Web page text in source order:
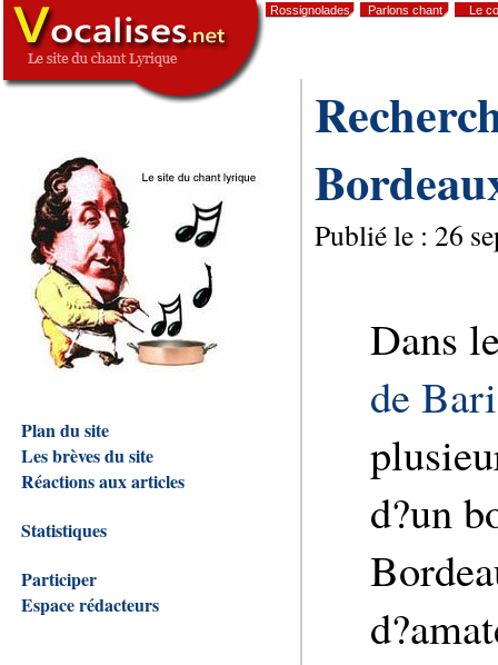
Rossignolades Parlons chant Le
Plan du site
Les brèves du site
Réactions aux articles
Statistiques
Participer
Espace rédacteurs
Publié le : 26
Dans
de
d?un